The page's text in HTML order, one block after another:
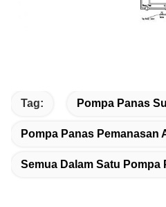
Tag: Pompa Panas
Pompa Panas Pemanasan
Semua Dalam Satu Pompa